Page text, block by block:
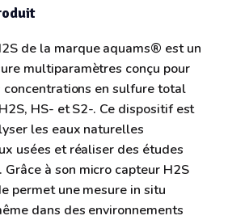
de la marque aquams® est un
multiparamètres conçu pour
en sulfure total
HS- et S2-. Ce dispositif est
les eaux naturelles
usées et réaliser des études
Grâce à son micro capteur H2S
permet une mesure in situ
dans des environnements